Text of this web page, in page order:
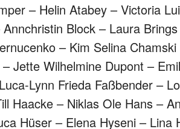
– Helin Atabey – Victoria
Block – Laura
– Kim Selina
Jette Wilhelmine Dupont –
Lynn Frieda Faßbender –
Haacke – Niklas Ole Hans –
Hüser – Elena Hyseni – Lina